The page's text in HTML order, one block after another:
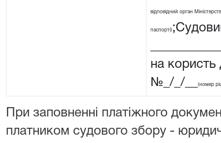
відповідний орган
паспорті)
на
№_/_/__
(номер
При заповненні платіжного
платником судового збору -